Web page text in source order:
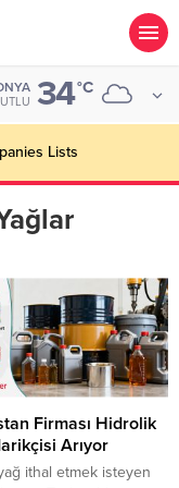
34°C
Lists
Firması Hidrolik
Arıyor
ithal etmek isteyen